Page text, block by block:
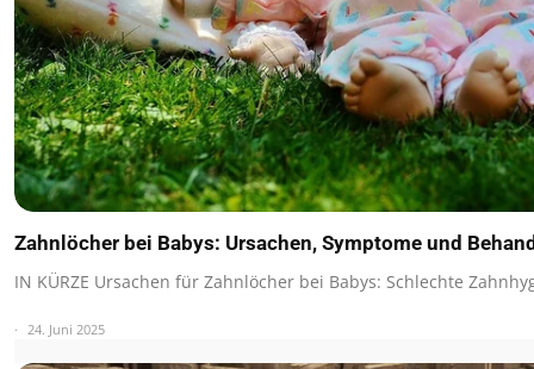
Zahnlöcher bei Babys: Ursachen, Symptome und
IN KÜRZE Ursachen für Zahnlöcher bei Babys: Schlechte
24. Juni 2025